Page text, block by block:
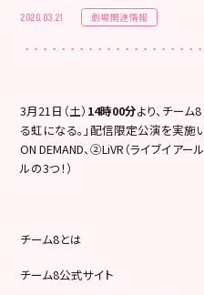
2020.03.21 劇場関連情報
3月21日（土） 14時00分より、チー
る虹になる。」配信限定公演を実施
ON DEMAND、②LiVR（ライブイア
ルの3つ！）
チーム8とは
チーム8公式サイト